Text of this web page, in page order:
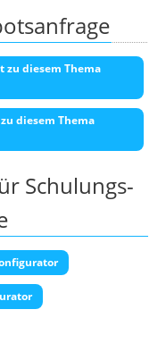
zu diesem Thema
diesem Thema
Schulungs-